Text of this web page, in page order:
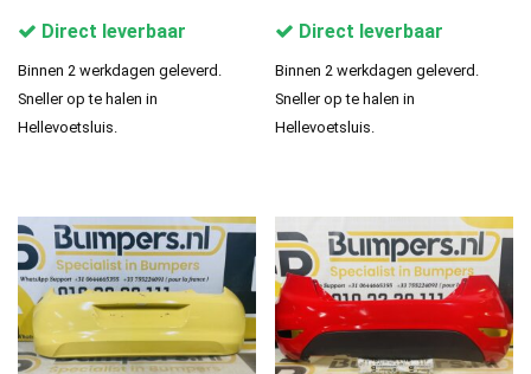
Direct leverbaar
Binnen 2 werkdagen geleverd.
Sneller op te halen in
Hellevoetsluis.
Direct leverbaar
Binnen 2 werkdagen geleverd.
Sneller op te halen in
Hellevoetsluis.